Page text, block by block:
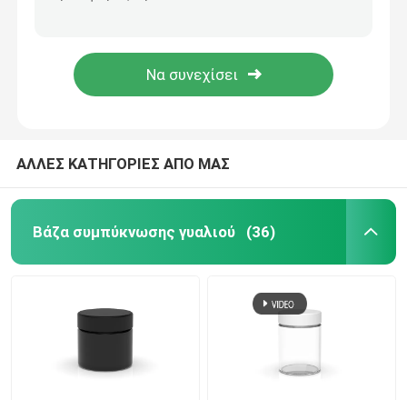
Μαύρα γυάλινα βάζα UV
Γυάλινα βάζα με ξύλινο καπάκι
ΑΛΛΕΣ ΚΑΤΗΓΟΡΙΕΣ ΑΠΟ ΜΑΣ
Βάζα συμπύκνωσης γυαλιού (36)